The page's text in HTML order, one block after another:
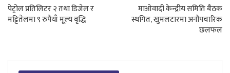
पेट्रोल प्रतिलिटर २ तथा डिजेल र
मट्टितेलमा ९ रुपैयाँ मूल्य वृद्धि
माओवादी केन्द्रीय समिति बैठक
स्थगित, खुमलटारमा अनौपचारिक
छलफल